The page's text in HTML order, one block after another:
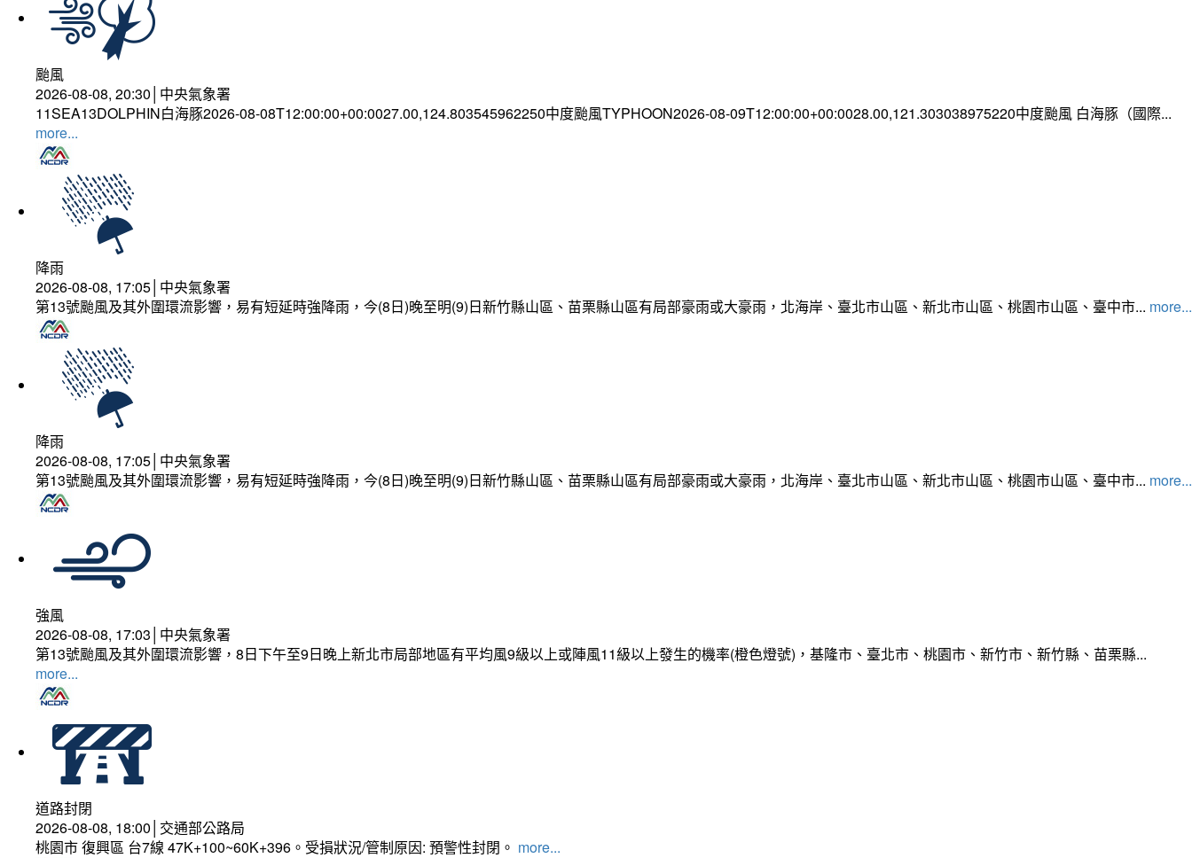
颱風
2026-08-08, 20:30│中央氣象署
11SEA13DOLPHIN白海豚2026-08-08T12:00:00+00:0027.00,124.803545962250中度颱風TYPHOON2026-08-09T12:00:00+00:0028.00,121.303038975220中度颱風 白海豚（國際...
more...
降雨
2026-08-08, 17:05│中央氣象署
第13號颱風及其外圍環流影響，易有短延時強降雨，今(8日)晚至明(9)日新竹縣山區、苗栗縣山區有局部豪雨或大豪雨，北海岸、臺北市山區、新北市山區、桃園市山區、臺中市... more...
降雨
2026-08-08, 17:05│中央氣象署
第13號颱風及其外圍環流影響，易有短延時強降雨，今(8日)晚至明(9)日新竹縣山區、苗栗縣山區有局部豪雨或大豪雨，北海岸、臺北市山區、新北市山區、桃園市山區、臺中市... more...
強風
2026-08-08, 17:03│中央氣象署
第13號颱風及其外圍環流影響，8日下午至9日晚上新北市局部地區有平均風9級以上或陣風11級以上發生的機率(橙色燈號)，基隆市、臺北市、桃園市、新竹市、新竹縣、苗栗縣...
more...
道路封閉
2026-08-08, 18:00│交通部公路局
桃園市 復興區 台7線 47K+100~60K+396。受損狀況/管制原因: 預警性封閉。 more...